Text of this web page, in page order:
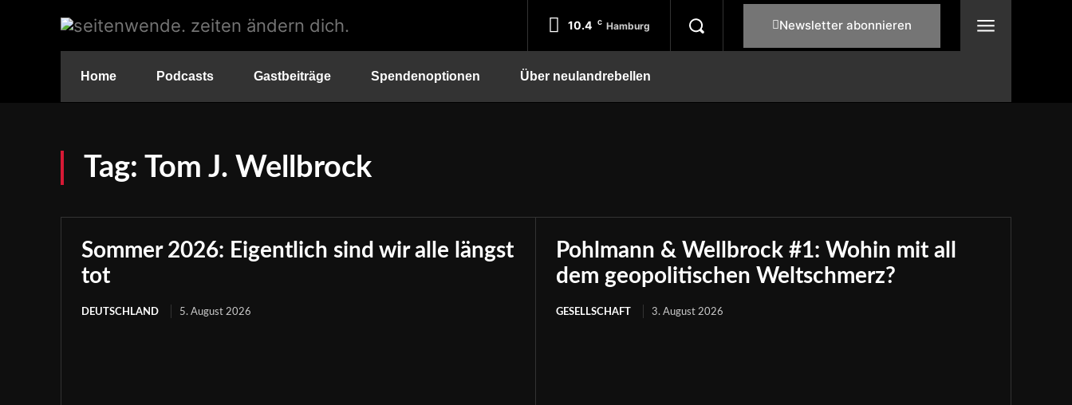
10.4 C Hamburg Newsletter abonnieren
Home Podcasts Gastbeiträge Spendenoptionen Über neulandrebellen
Tag: Tom J. Wellbrock
Sommer 2026: Eigentlich sind wir alle längst
tot
DEUTSCHLAND 5. August 2026
Pohlmann & Wellbrock #1: Wohin mit all
dem geopolitischen Weltschmerz?
GESELLSCHAFT 3. August 2026